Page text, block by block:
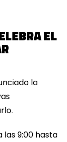
EL
la
las 9:00 hasta